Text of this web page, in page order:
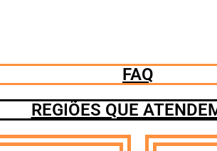
FAQ
REGIÕES QUE